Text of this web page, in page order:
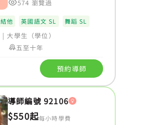
574 瀏覽過
結他 英國語文 SL 舞蹈 SL
| 大學生（學位）
五至十年
預約導師
導師編號 92106
$550起每小時學費